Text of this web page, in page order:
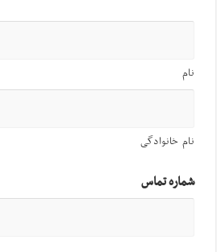
نام
نام خانوادگی
شماره تماس